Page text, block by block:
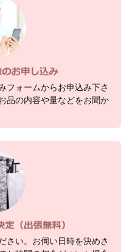
フォームからお申込み下さ
品の内容や量などをお聞か
さい。お伺い日時を決めさ